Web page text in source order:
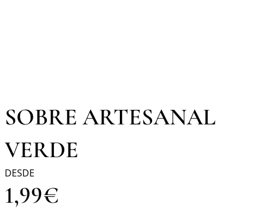
SOBRE ARTESANAL
VERDE
DESDE
1,99€